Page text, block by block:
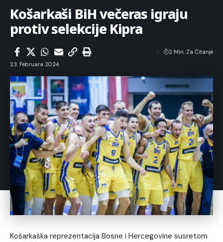
Košarkaši BiH večeras igraju
protiv selekcije Kipra
23. Februara 2024.
2 Min. Za Čitanje
Košarkaška reprezentacija Bosne i Hercegovine susretom